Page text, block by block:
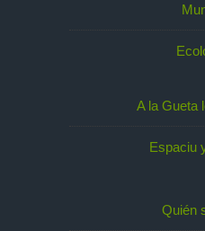
A la Gueta
Espaciu
Quién